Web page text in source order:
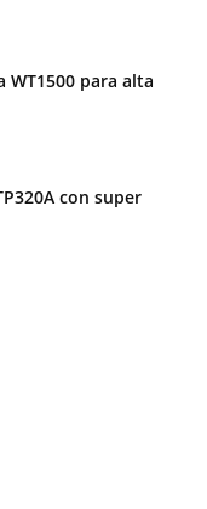
para alta
con super